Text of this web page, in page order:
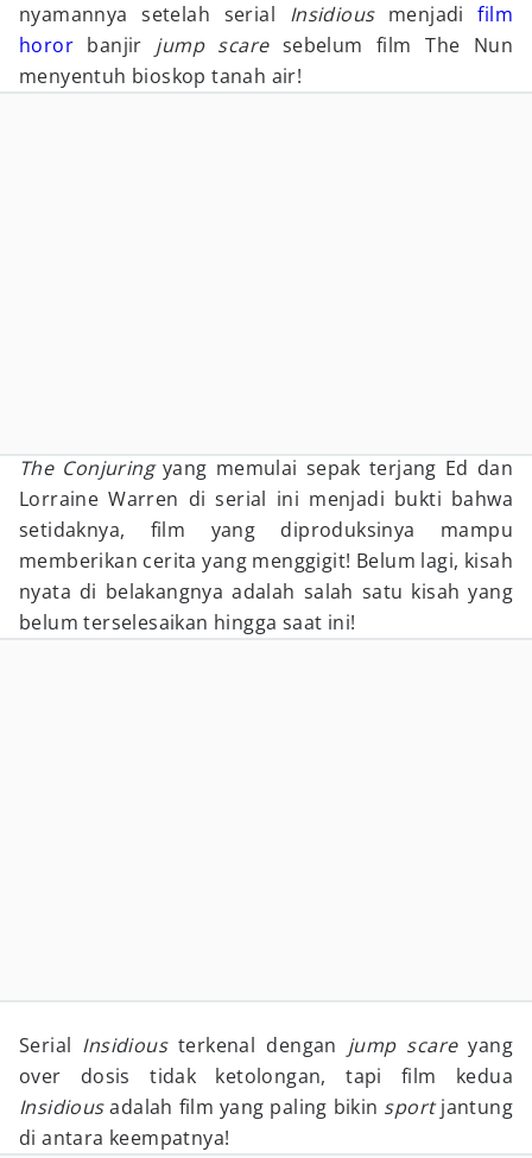
nyamannya setelah serial Insidious menjadifilm
horor banjir jump scaresebelum film The Nun
menyentuh bioskop tanah air!
The Conjuringyang memulai sepak terjang Ed dan
Lorraine Warren di serial ini menjadi bukti bahwa
setidaknya, film yang diproduksinya mampu
memberikan cerita yang menggigit! Belum lagi, kisah
nyata di belakangnya adalah salah satu kisah yang
belum terselesaikan hingga saat ini!
Serial Insidiousterkenal dengan jump scareyang
over dosis tidak ketolongan, tapi film kedua
Insidiousadalah film yang paling bikin sportjantung
di antara keempatnya!